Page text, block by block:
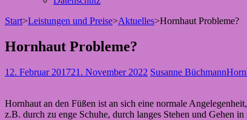
Start>Leistungen und Preise>Aktuelles>Hornhaut Probleme?
Hornhaut Probleme?
12. Februar 201721. November 2022 Susanne Büchmann
Hornhaut an den Füßen ist an sich eine normale
z.B. durch zu enge Schuhe, durch langes Stehen und Gehen